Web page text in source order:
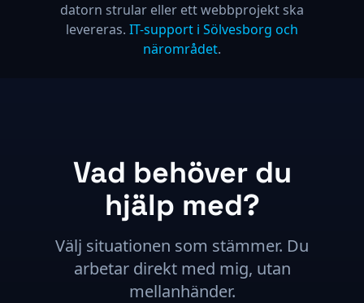
datorn strular eller ett webbprojekt ska
levereras. IT-support i Sölvesborg och
närområdet.
Vad behöver du
hjälp med?
Välj situationen som stämmer. Du
arbetar direkt med mig, utan
mellanhänder.